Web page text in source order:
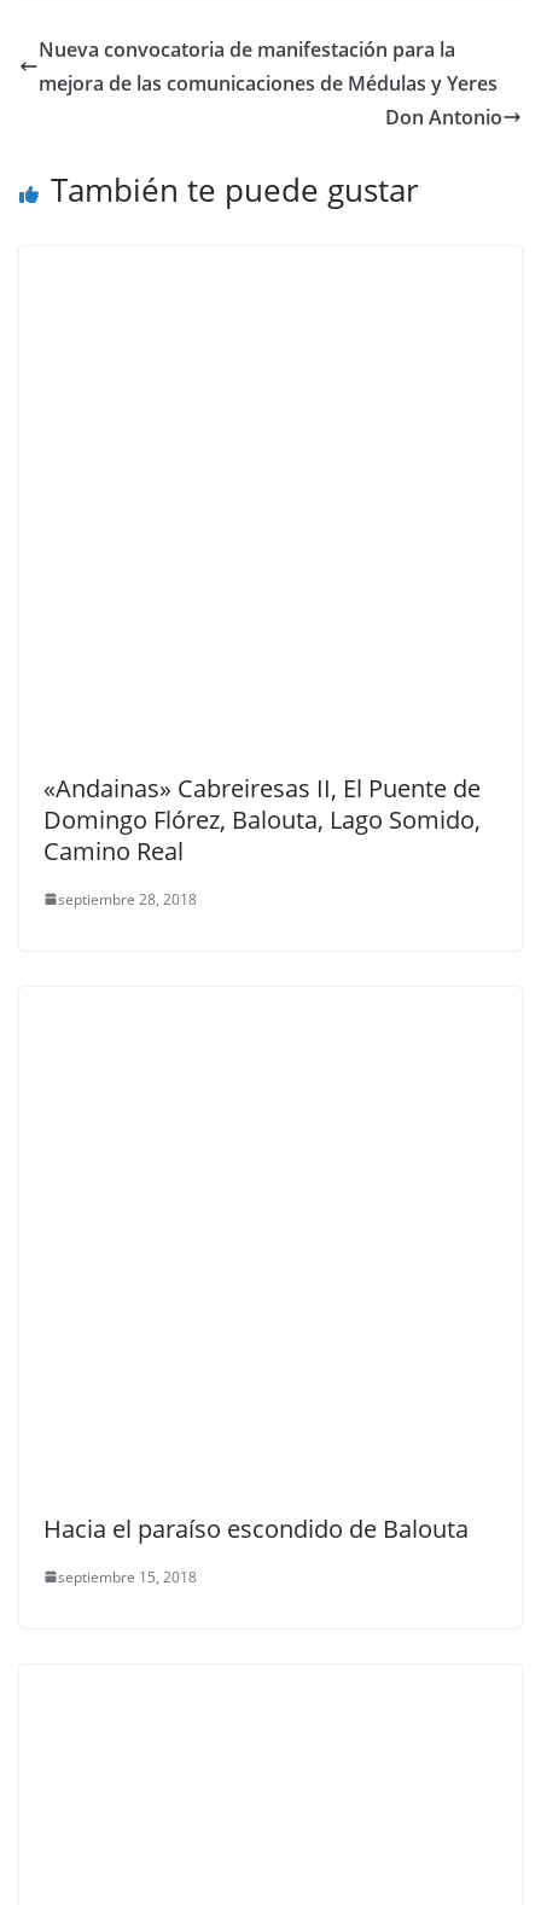
Nueva convocatoria de manifestación para la
mejora de las comunicaciones de Médulas y Yeres
Don Antonio
También te puede gustar
«Andainas» Cabreiresas II, El Puente de
Domingo Flórez, Balouta, Lago Somido,
Camino Real
septiembre 28, 2018
Hacia el paraíso escondido de Balouta
septiembre 15, 2018